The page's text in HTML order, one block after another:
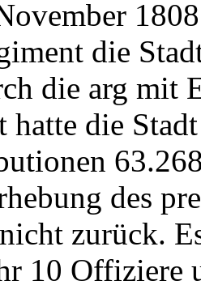
die
die arg mit
hatte die
des
zurück.
10 Offiziere